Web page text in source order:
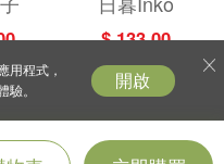
挑
教會我的事
$ 133.00
用程式，
。
開啟